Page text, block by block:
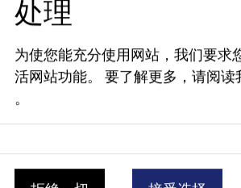
计划与项目
德克森多夫
座占地约400平
代且安全的儿童
处理
为使您能充分使用网站，我们要求
活网站功能。
要了解更多，请阅读
。